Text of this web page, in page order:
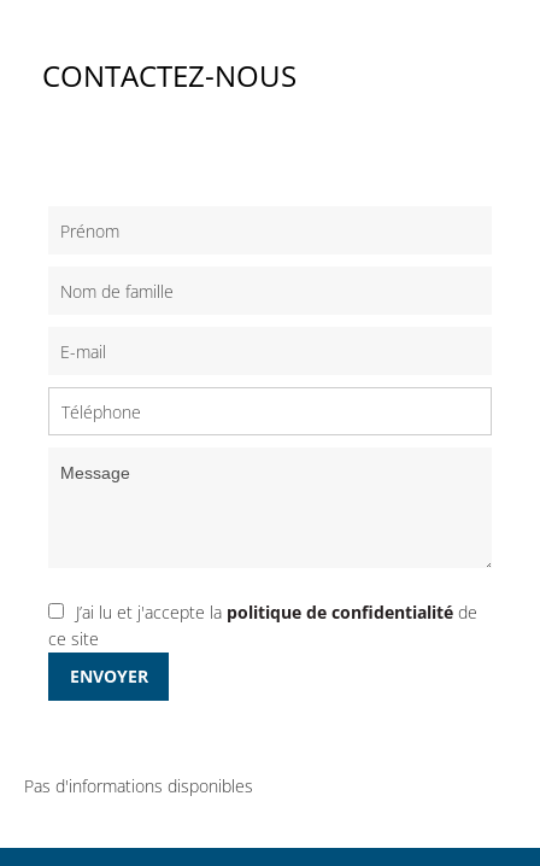
CONTACTEZ-NOUS
J’ai lu et j'accepte la politique de confidentialité de
ce site
ENVOYER
Pas d'informations disponibles